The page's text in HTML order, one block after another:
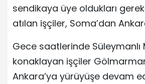
sendikaya üye oldukları
atılan işçiler, Soma’dan
Gece saatlerinde Süleymanlı
konaklayan işçiler
Ankara’ya yürüyüşe devam